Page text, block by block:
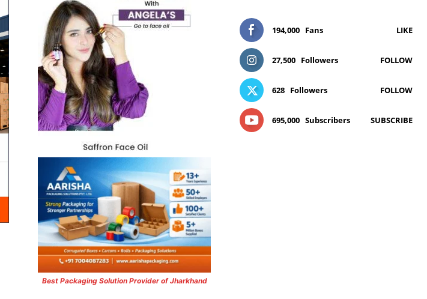
Best Packaging Solution Provider of Jharkhand
194,000 Fans LIKE
27,500 Followers FOLLOW
628 Followers FOLLOW
695,000 Subscribers SUBSCRIBE